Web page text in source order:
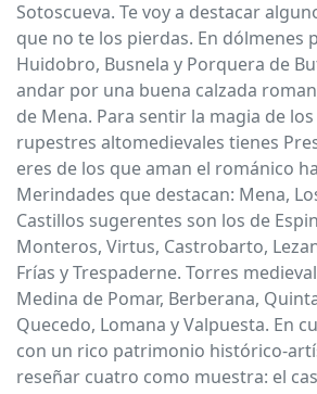
Sotoscueva. Te voy a destacar
que no te los pierdas. En dólmenes
Huidobro, Busnela y Porquera de
andar por una buena calzada
de Mena. Para sentir la magia de
rupestres altomedievales tienes
eres de los que aman el románico
Merindades que destacan: Mena,
Castillos sugerentes son los de
Monteros, Virtus, Castrobarto,
Frías y Trespaderne. Torres
Medina de Pomar, Berberana,
Quecedo, Lomana y Valpuesta. En
con un rico patrimonio histórico-
reseñar cuatro como muestra: el